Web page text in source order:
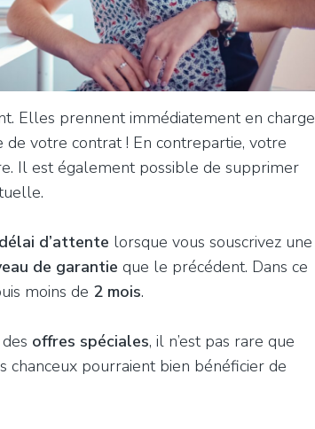
Elles prennent immédiatement en charge
de votre contrat ! En contrepartie, votre
Il est également possible de supprimer
d’attente lorsque vous souscrivez une
de garantie que le précédent. Dans ce
moins de 2 mois.
offres spéciales, il n’est pas rare que
chanceux pourraient bien bénéficier de